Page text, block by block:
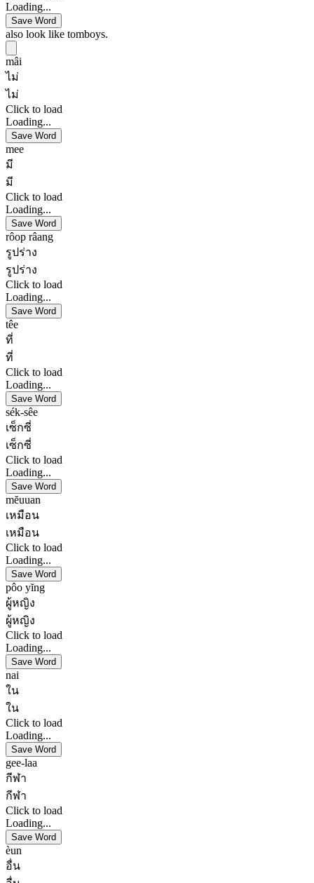
Loading...
Save Word
also look like tomboys.
mâi
ไม่
ไม่
Click to load
Loading...
Save Word
mee
มี
มี
Click to load
Loading...
Save Word
rôop râang
รูปร่าง
รูปร่าง
Click to load
Loading...
Save Word
têe
ที่
ที่
Click to load
Loading...
Save Word
sék-sêe
เซ็กซี่
เซ็กซี่
Click to load
Loading...
Save Word
mĕuuan
เหมือน
เหมือน
Click to load
Loading...
Save Word
pôo yĭng
ผู้หญิง
ผู้หญิง
Click to load
Loading...
Save Word
nai
ใน
ใน
Click to load
Loading...
Save Word
gee-laa
กีฬา
กีฬา
Click to load
Loading...
Save Word
èun
อื่น